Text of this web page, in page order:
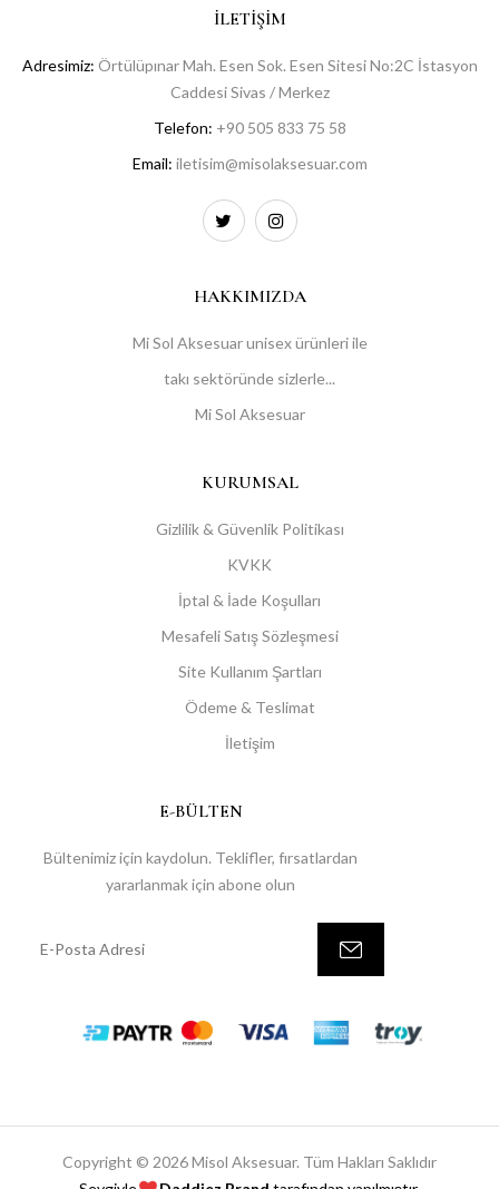
İLETIŞIM
Adresimiz: Örtülüpınar Mah. Esen Sok. Esen Sitesi No:2C İstasyon
Caddesi Sivas / Merkez
Telefon: +90 505 833 75 58
Email: iletisim@misolaksesuar.com
HAKKIMIZDA
Mi Sol Aksesuar unisex ürünleri ile
takı sektöründe sizlerle...
Mi Sol Aksesuar
KURUMSAL
Gizlilik & Güvenlik Politikası
KVKK
İptal & İade Koşulları
Mesafeli Satış Sözleşmesi
Site Kullanım Şartları
Ödeme & Teslimat
İletişim
E-BÜLTEN
Bültenimiz için kaydolun. Teklifler, fırsatlardan
yararlanmak için abone olun
Copyright © 2026 Misol Aksesuar. Tüm Hakları Saklıdır